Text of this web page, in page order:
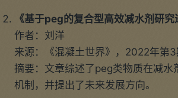
《基于peg的复合型高效减水剂研究
作者：刘洋
来源：《混凝土世界》，2022年第3
摘要：文章综述了peg类物质在减水
机制，并提出了未来发展方向。